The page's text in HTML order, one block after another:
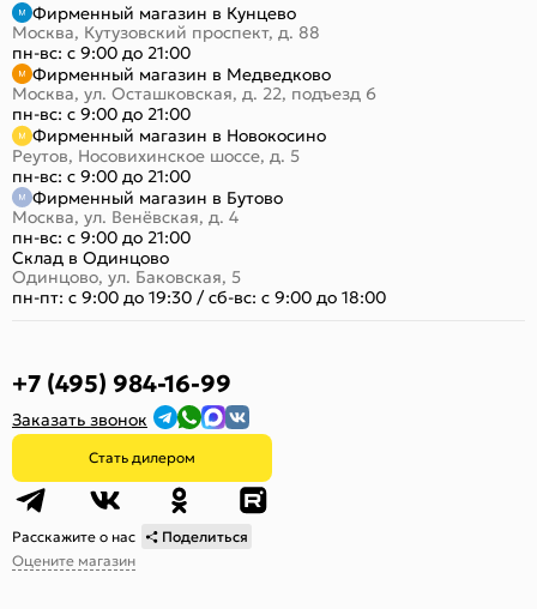
Фирменный магазин в Кунцево
Москва, Кутузовский проспект, д. 88
пн-вс: с 9:00 до 21:00
Фирменный магазин в Медведково
Москва, ул. Осташковская, д. 22, подъезд 6
пн-вс: с 9:00 до 21:00
Фирменный магазин в Новокосино
Реутов, Носовихинское шоссе, д. 5
пн-вс: с 9:00 до 21:00
Фирменный магазин в Бутово
Москва, ул. Венёвская, д. 4
пн-вс: с 9:00 до 21:00
Склад в Одинцово
Одинцово, ул. Баковская, 5
пн-пт: с 9:00 до 19:30 /сб-вс: с 9:00 до 18:00
+7 (495) 984-16-99
Заказать звонок
Стать дилером
Расскажите о нас
Поделиться
Оцените магазин